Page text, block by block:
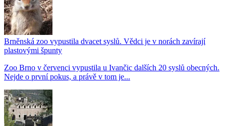
Brněnská zoo vypustila dvacet syslů. Vědci je v norách zavírají
plastovými špunty
Zoo Brno v červenci vypustila u Ivančic dalších 20 syslů obecných.
Nejde o první pokus, a právě v tom je...